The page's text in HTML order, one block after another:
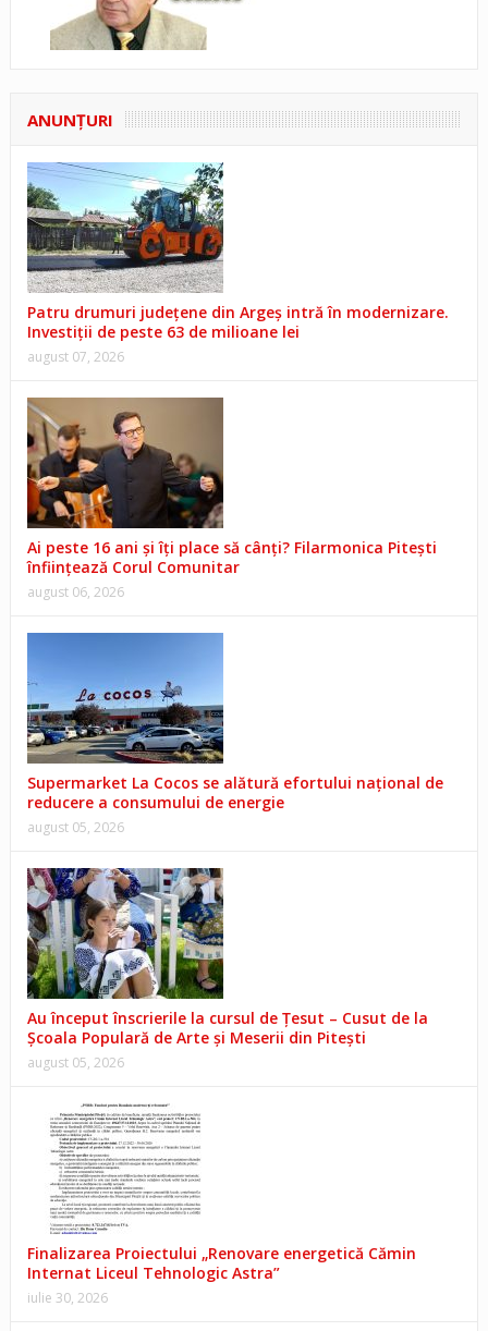
ANUNŢURI
Patru drumuri județene din Argeș intră în modernizare.
Investiții de peste 63 de milioane lei
august 07, 2026
Ai peste 16 ani și îți place să cânți? Filarmonica Pitești
înființează Corul Comunitar
august 06, 2026
Supermarket La Cocos se alătură efortului național de
reducere a consumului de energie
august 05, 2026
Au început înscrierile la cursul de Țesut – Cusut de la
Școala Populară de Arte și Meserii din Pitești
august 05, 2026
Finalizarea Proiectului „Renovare energetică Cămin
Internat Liceul Tehnologic Astra”
iulie 30, 2026